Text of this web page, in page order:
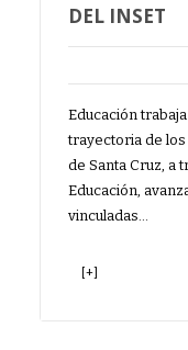
DEL INSET
Educación
trayectoria de los
de Santa Cruz, a
Educación,
vinculadas…
[+]